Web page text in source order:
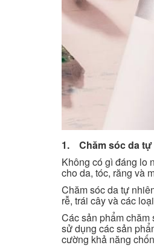
1. Chăm sóc da tự
Không có gì đáng lo
cho da, tóc, răng và
Chăm sóc da tự
rễ, trái cây và các
Các sản phẩm
sử dụng các sản
cường khả năng